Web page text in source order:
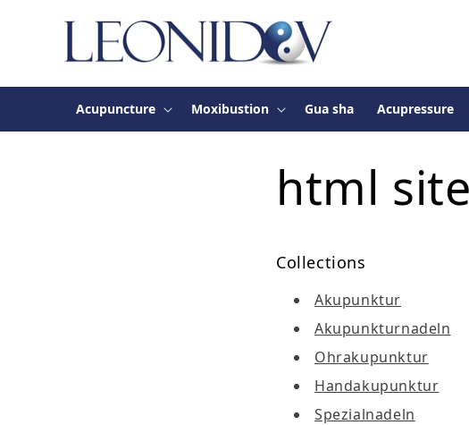
content
Acupuncture Moxibustion Gua sha Acupressure
html
Collections
Akupunktur
Akupunkturnadeln
Ohrakupunktur
Handakupunktur
Spezialnadeln